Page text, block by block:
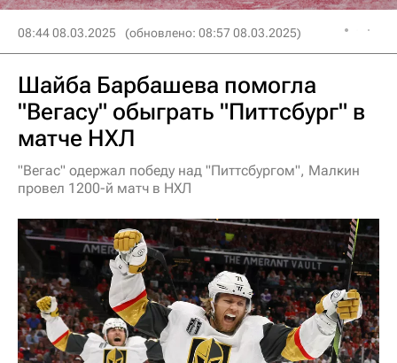
08:44 08.03.2025 (обновлено: 08:57 08.03.2025)
Шайба Барбашева помогла
"Вегасу" обыграть "Питтсбург" в
матче НХЛ
"Вегас" одержал победу над "Питтсбургом", Малкин
провел 1200-й матч в НХЛ